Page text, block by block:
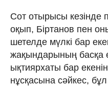
Сот отырысы кезінде
оқып, Біртанов пен
шетелде мүлкі бар
жақындарының басқа
ықтиярхаты бар
нұсқасына сәйкес,